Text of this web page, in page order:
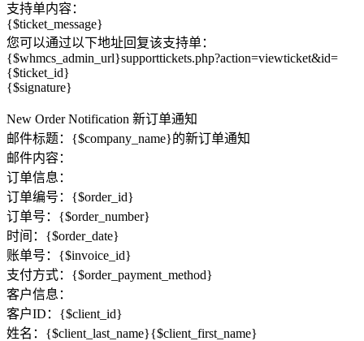
支持单内容：
{$ticket_message}
您可以通过以下地址回复该支持单：
{$whmcs_admin_url}supporttickets.php?action=viewticket&id=
{$ticket_id}
{$signature}
New Order Notification 新订单通知
邮件标题：{​​$company_name}的新订单通知
邮件内容：
订单信息：
订单编号：{$order_id}
订单号：{$order_number}
时间：{$order_date}
账单号：{$invoice_id}
支付方式：{$order_payment_method}
客户信息：
客户ID：{$client_id}
姓名：{$client_last_name}{$client_first_name}